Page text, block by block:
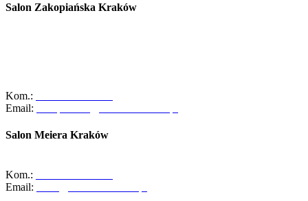
Salon Zakopiańska Kraków
Kom.:
Email:
Salon Meiera Kraków
Kom.:
Email: